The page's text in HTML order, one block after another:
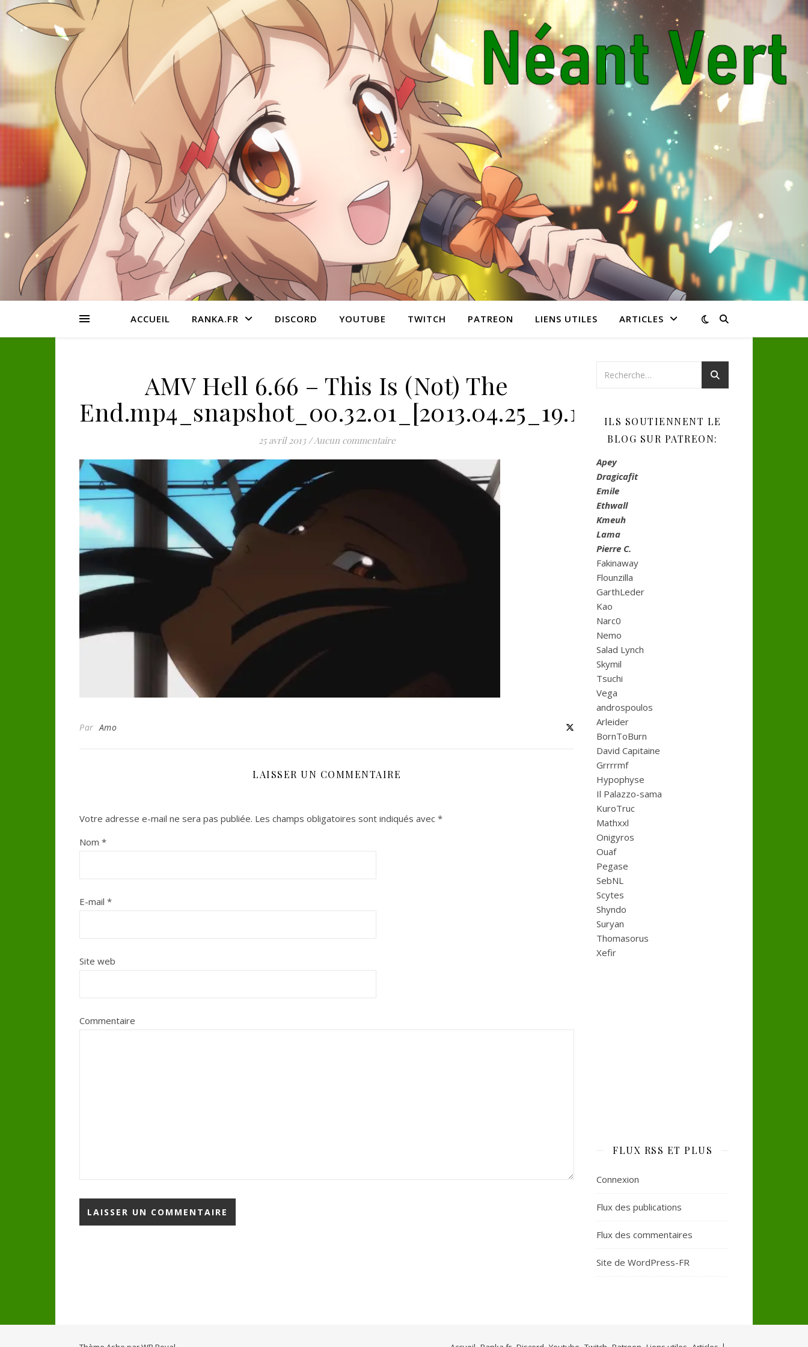
ACCUEIL RANKA.FR DISCORD YOUTUBE TWITCH PATREON LIENS UTILES ARTICLES
AMV Hell 6.66 – This Is (Not) The
End.mp4_snapshot_00.32.01_[2013.04.25_19.10.38]
25 avril 2013 /Aucun commentaire
ParAmo
LAISSER UN COMMENTAIRE
Votre adresse e-mail ne sera pas publiée. Les champs obligatoires sont indiqués avec *
Nom *
E-mail *
Site web
Commentaire
ILS SOUTIENNENT LE
BLOG SUR PATREON:
Apey
Dragicafit
Emile
Ethwall
Kmeuh
Lama
Pierre C.
Fakinaway
Flounzilla
GarthLeder
Kao
Narc0
Nemo
Salad Lynch
Skymil
Tsuchi
Vega
androspoulos
Arleider
BornToBurn
David Capitaine
Grrrrmf
Hypophyse
Il Palazzo-sama
KuroTruc
Mathxxl
Onigyros
Ouaf
Pegase
SebNL
Scytes
Shyndo
Suryan
Thomasorus
Xefir
FLUX RSS ET PLUS
Connexion
Flux des publications
Flux des commentaires
Site de WordPress-FR